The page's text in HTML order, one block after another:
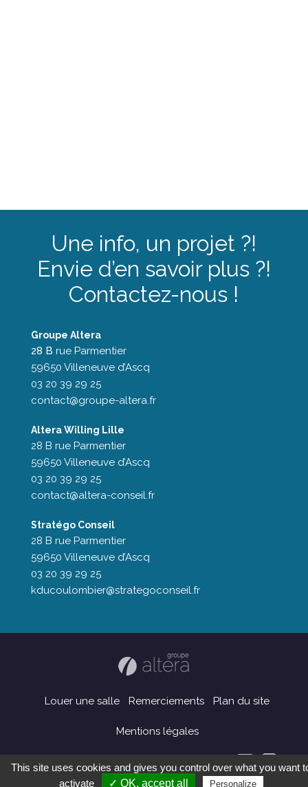
Une info, un projet ?!
Envie d’en savoir plus ?!
Contactez-nous !
Groupe Altera
28 B rue Parmentier
59650 Villeneuve d’Ascq
03 20 39 29 25
contact@groupe-altera.fr
Altera Willing Lille
28 B rue Parmentier
59650 Villeneuve d’Ascq
03 20 39 29 25
contact@altera-conseil.fr
Stratégo Conseil
28 B rue Parmentier
59650 Villeneuve d’Ascq
03 20 39 29 25
kducoulombier@strategoconseil.fr
Louer une salle Remerciements Plan du site
Mentions légales
This site uses cookies and gives you control over what you want
activate
✓ OK, accept all Personalize